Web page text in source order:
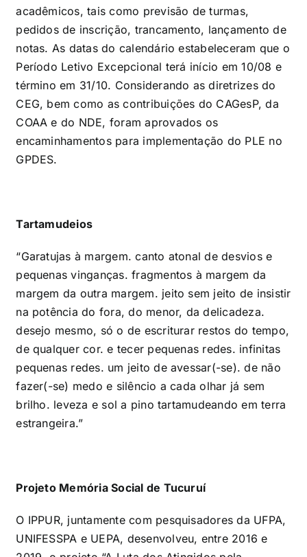
acadêmicos, tais como previsão de turmas,
pedidos de inscrição, trancamento, lançamento de
notas. As datas do calendário estabeleceram que o
Período Letivo Excepcional terá início em 10/08 e
término em 31/10. Considerando as diretrizes do
CEG, bem como as contribuições do CAGesP, da
COAA e do NDE, foram aprovados os
encaminhamentos para implementação do PLE no
GPDES.
Tartamudeios
“Garatujas à margem. canto atonal de desvios e
pequenas vinganças. fragmentos à margem da
margem da outra margem. jeito sem jeito de insistir
na potência do fora, do menor, da delicadeza.
desejo mesmo, só o de escriturar restos do tempo,
de qualquer cor. e tecer pequenas redes. infinitas
pequenas redes. um jeito de avessar(-se). de não
fazer(-se) medo e silêncio a cada olhar já sem
brilho. leveza e sol a pino tartamudeando em terra
estrangeira.”
Projeto Memória Social de Tucuruí
O IPPUR, juntamente com pesquisadores da UFPA,
UNIFESSPA e UEPA, desenvolveu, entre 2016 e